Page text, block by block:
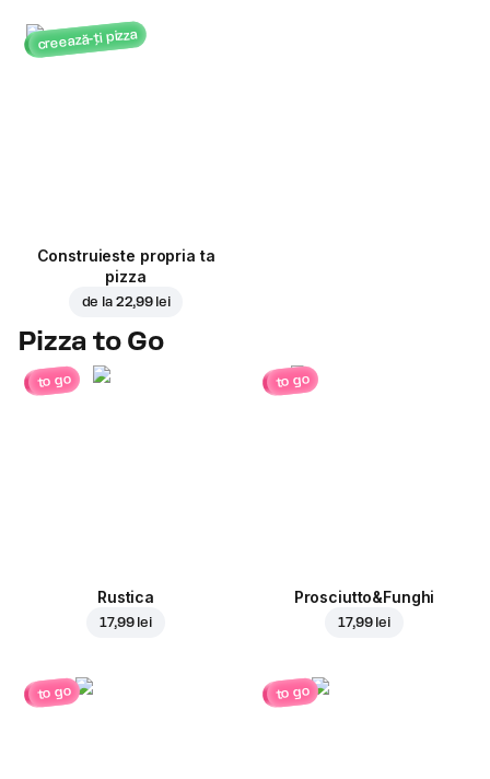
creează-ți pizza
Construieste propria ta
pizza
de la 22,99 lei
Pizza to Go
to go
Rustica
17,99 lei
to go
Prosciutto&Funghi
17,99 lei
to go to go